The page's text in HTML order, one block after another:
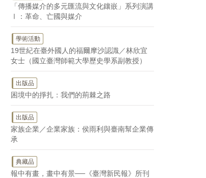
「傳播媒介的多元匯流與文化鑲嵌」系列演講
Ⅰ：革命、亡國與媒介
學術活動
19世紀在臺外國人的福爾摩沙認識／林欣宜
女士（國立臺灣師範大學歷史學系副教授）
出版品
困境中的掙扎：我們的荊棘之路
出版品
家族企業／企業家族：侯雨利與臺南幫企業傳
承
典藏品
報中有畫，畫中有景──《臺灣新民報》所刊